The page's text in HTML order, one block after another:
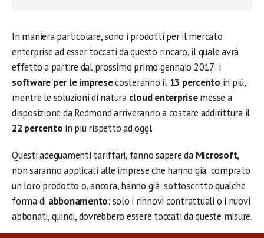
In maniera particolare, sono i prodotti per il mercato
enterprise ad esser toccati da questo rincaro, il quale avrà
effetto a partire dal prossimo primo gennaio 2017: i
software per le impresecosteranno il 13 percento in più,
mentre le soluzioni di natura cloud enterprisemesse a
disposizione da Redmond arriveranno a costare addirittura il
22 percento in più rispetto ad oggi.
Questi adeguamenti tariffari, fanno sapere da Microsoft,
non saranno applicati alle imprese che hanno già comprato
un loro prodotto o, ancora, hanno già sottoscritto qualche
forma di abbonamento: solo i rinnovi contrattuali o i nuovi
abbonati, quindi, dovrebbero essere toccati da queste misure.